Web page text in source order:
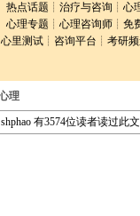
热点话题 ┊ 治疗与咨询 ┊ 心
心理专题 ┊ 心理咨询师 ┊ 免
心里测试 ┊ 咨询平台 ┊ 考研
理
有3574位读者读过此